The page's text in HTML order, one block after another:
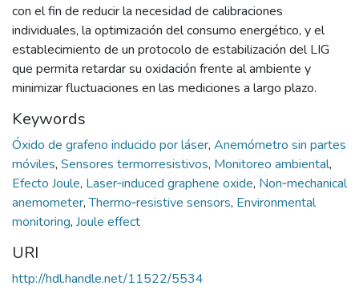
con el fin de reducir la necesidad de calibraciones
individuales, la optimización del consumo energético, y el
establecimiento de un protocolo de estabilización del LIG
que permita retardar su oxidación frente al ambiente y
minimizar fluctuaciones en las mediciones a largo plazo.
Keywords
Óxido de grafeno inducido por láser, Anemómetro sin partes
móviles, Sensores termorresistivos, Monitoreo ambiental,
Efecto Joule, Laser‑induced graphene oxide, Non‑mechanical
anemometer,Thermo‑resistive sensors, Environmental
monitoring, Joule effect
URI
http://hdl.handle.net/11522/5534